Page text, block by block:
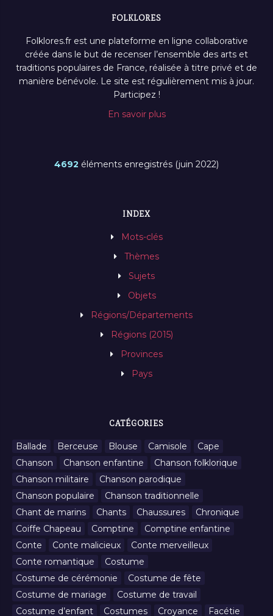
FOLKLORES
Folklores.fr est une plateforme en ligne collaborative
créée dans le but de recenser l’ensemble des arts et
traditions populaires de France, réalisée à titre privé et de
manière bénévole. Le site est régulièrement mis à jour.
Participez !
En savoir plus
4692 éléments enregistrés (juin 2022)
INDEX
Mots-clés
Thèmes
Sujets
Objets
Régions/Départements
Régions (2015)
Provinces
Pays
CATÉGORIES
Ballade Berceuse Blouse Camisole
Cape
Chanson
Chanson enfantine
Chanson folklorique
Chanson militaire
Chanson parodique
Chanson populaire
Chanson traditionnelle
Chant de marins
Chants Chaussures
Chronique
Coiffe Chapeau
Comptine
Comptine enfantine
Conte
Conte malicieux
Conte merveilleux
Conte romantique
Costume
Costume de cérémonie
Costume de fête
Costume de mariage
Costume de travail
Costume d’enfant
Costumes Croyance Facétie